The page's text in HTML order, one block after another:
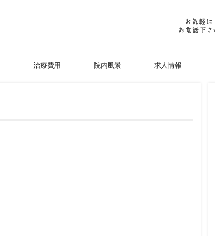
治療費用 院内風景 求人情報